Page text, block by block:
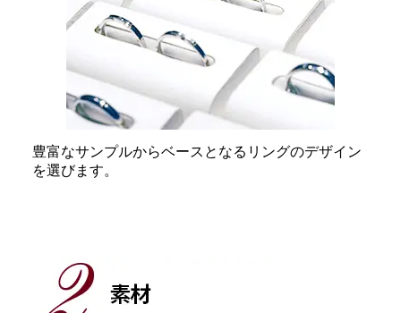
豊富なサンプルからベースとなるリングのデザイン
を選びます。